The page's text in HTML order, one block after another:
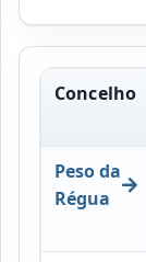
Concelho
Peso da
Régua